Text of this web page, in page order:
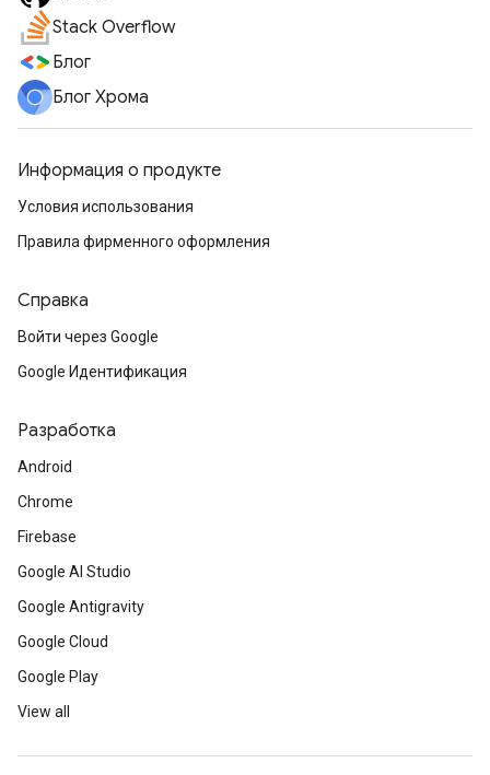
Stack Overflow
Блог
Блог Хрома
Информация о продукте
Условия использования
Правила фирменного оформления
Справка
Войти через Google
Google Идентификация
Разработка
Android
Chrome
Firebase
Google AI Studio
Google Antigravity
Google Cloud
Google Play
View all